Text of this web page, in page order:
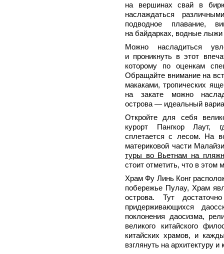
на вершинах свай в
наслаждаться
подводное плавание,
на байдарках, водные
Можно насладиться
и проникнуть в этот
которому по оценкам
Обращайте внимание на
макаками, тропических
на закате можно
острова — идеальный
Откройте для себя
курорт Пангкор Лаут,
сплетается с лесом. На
материковой части
туры во Вьетнам на
стоит отметить, что в этом
Храм Фу Линь Конг
побережье Пулау, Храм
острова. Тут
придерживающихся
поклонения даосизма,
великого китайского
китайских храмов, и
взглянуть на архитектуру